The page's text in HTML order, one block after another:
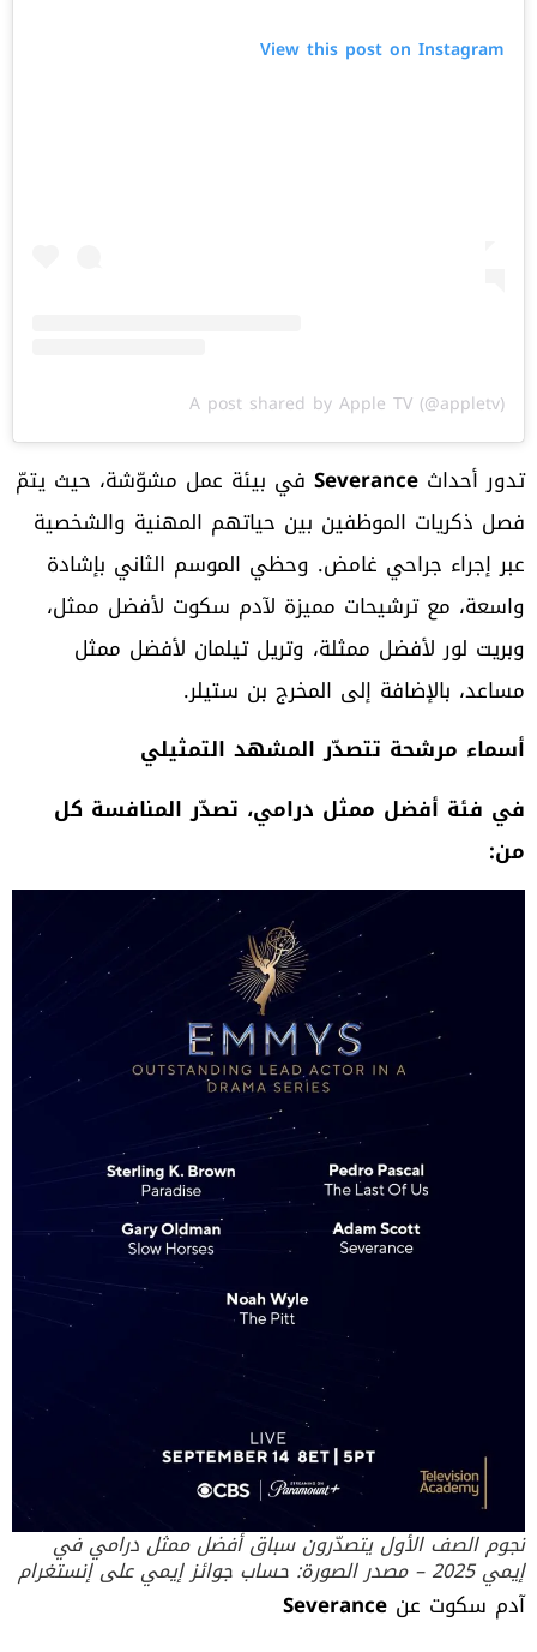
View this post on Instagram
A post shared by Apple TV (@appletv)
تدور أحداث Severance في بيئة عمل مشوّشة، حيث يتمّ
فصل ذكريات الموظفين بين حياتهم المهنية والشخصية
عبر إجراء جراحي غامض. وحظي الموسم الثاني بإشادة
واسعة، مع ترشيحات مميزة لآدم سكوت لأفضل ممثل،
وبريت لور لأفضل ممثلة، وتريل تيلمان لأفضل ممثل
مساعد، بالإضافة إلى المخرج بن ستيلر.
أسماء مرشحة تتصدّر المشهد التمثيلي
في فئة أفضل ممثل درامي، تصدّر المنافسة كل
من:
نجوم الصف الأول يتصدّرون سباق أفضل ممثل درامي في
إيمي 2025 – مصدر الصورة: حساب جوائز إيمي على إنستغرام
آدم سكوت عن Severance